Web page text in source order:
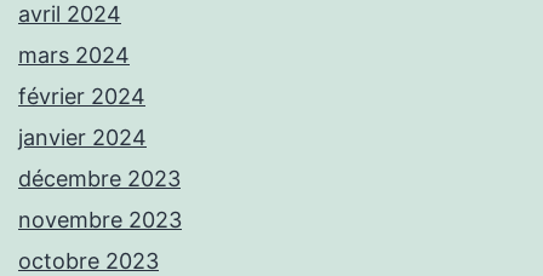
avril 2024
mars 2024
février 2024
janvier 2024
décembre 2023
novembre 2023
octobre 2023